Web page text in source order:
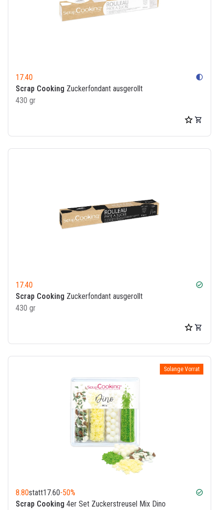
17.40 contrast
Scrap Cooking Zuckerfondant ausgerollt
430 gr
17.40 check_circle
Scrap Cooking Zuckerfondant ausgerollt
430 gr
Solange Vorrat
statt17.60
8.80 -50% check_circle
Scrap Cooking 4er Set Zuckerstreusel Mix Dino